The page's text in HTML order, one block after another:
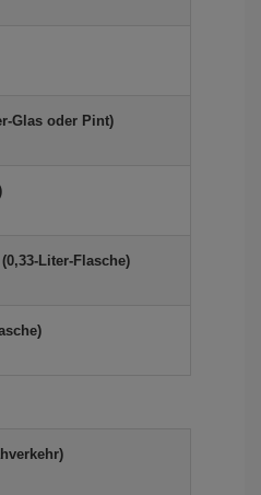
Glas oder Pint)
Liter-Flasche)